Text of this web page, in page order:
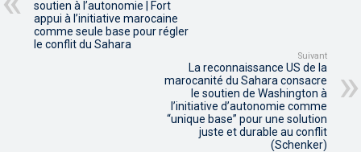
soutien à l’autonomie | Fort
appui à l’initiative marocaine
comme seule base pour régler
le conflit du Sahara
Suivant
La reconnaissance US de la
marocanité du Sahara consacre
le soutien de Washington à
l’initiative d’autonomie comme
“unique base” pour une solution
juste et durable au conflit
(Schenker)